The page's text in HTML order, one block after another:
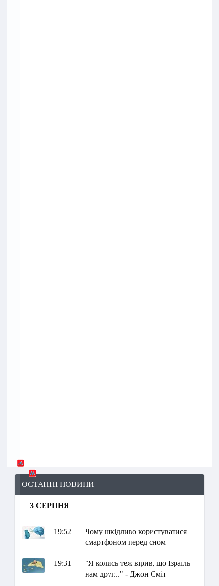
ОСТАННІ НОВИНИ
3 СЕРПНЯ
19:52
Чому шкідливо користуватися
смартфоном перед сном
19:31
"Я колись теж вірив, що Ізраїль
нам друг..." - Джон Сміт